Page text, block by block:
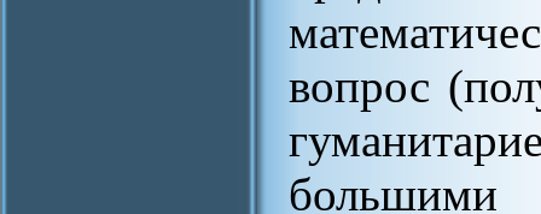
вопрос